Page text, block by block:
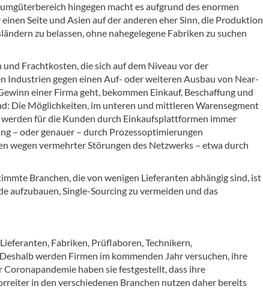
hingegen macht es aufgrund des enormen
Seite und Asien auf der anderen eher Sinn, die Produktion
zu belassen, ohne nahegelegene Fabriken zu suchen
Frachtkosten, die sich auf dem Niveau vor der
Industrien gegen einen Auf- oder weiteren Ausbau von Near-
einer Firma geht, bekommen Einkauf, Beschaffung und
Die Möglichkeiten, im unteren und mittleren Warensegment
für die Kunden durch Einkaufsplattformen immer
– oder genauer – durch Prozessoptimierungen
wegen vermehrter Störungen des Netzwerks – etwa durch
Branchen, die von wenigen Lieferanten abhängig sind, ist
aufzubauen, Single-Sourcing zu vermeiden und das
Fabriken, Prüflaboren, Technikern,
werden Firmen im kommenden Jahr versuchen, ihre
haben sie festgestellt, dass ihre
in den verschiedenen Branchen nutzen daher bereits